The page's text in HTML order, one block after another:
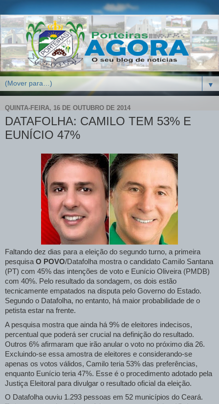
▼
QUINTA-FEIRA, 16 DE OUTUBRO DE 2014
DATAFOLHA: CAMILO TEM 53% E
EUNÍCIO 47%
Faltando dez dias para a eleição do segundo turno, a primeira
pesquisaO POVO/Datafolha mostra o candidato Camilo Santana
(PT) com 45% das intenções de voto e Eunício Oliveira (PMDB)
com 40%. Pelo resultado da sondagem, os dois estão
tecnicamente empatados na disputa pelo Governo do Estado.
Segundo o Datafolha, no entanto, há maior probabilidade de o
petista estar na frente.
A pesquisa mostra que ainda há 9% de eleitores indecisos,
percentual que poderá ser crucial na definição do resultado.
Outros 6% afirmaram que irão anular o voto no próximo dia 26.
Excluindo-se essa amostra de eleitores e considerando-se
apenas os votos válidos, Camilo teria 53% das preferências,
enquanto Eunício teria 47%. Esse é o procedimento adotado pela
Justiça Eleitoral para divulgar o resultado oficial da eleição.
O Datafolha ouviu 1.293 pessoas em 52 municípios do Ceará.